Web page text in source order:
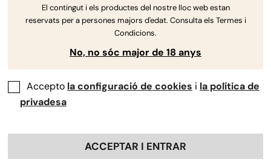
Què és la marihuana Kush: Descobreix
la col·lecció de RQS
La genètica Kush és molt famosa entre conreadors i
El contingut i els productes del nostre lloc web estan
reservats per a persones majors d'edat. Consulta els Termes i
Condicions.
No, no sóc major de 18 anys
Accepto la configuració de cookies i la política de
privadesa
ACCEPTAR I ENTRAR